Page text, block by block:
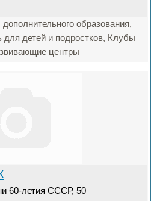
образования,
для детей и подростков, Клубы
центры
60-летия СССР, 50